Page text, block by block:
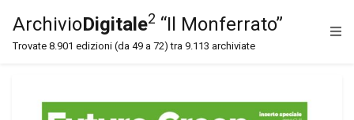
ArchivioDigitale2 “Il Monferrato”
Trovate 8.901 edizioni (da 49 a 72) tra 9.113 archiviate